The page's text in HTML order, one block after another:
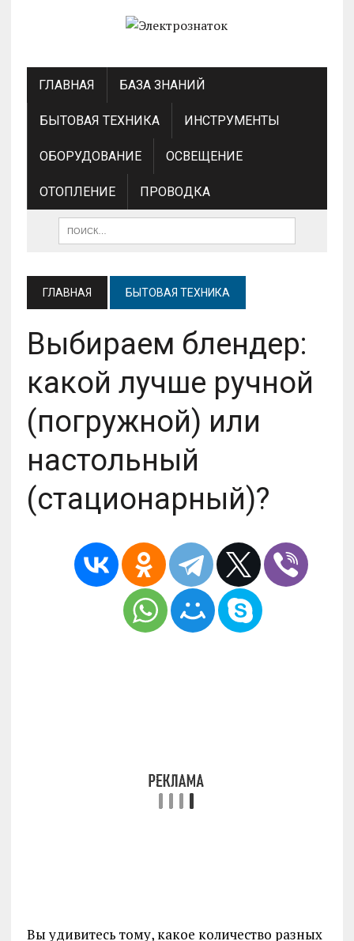
ГЛАВНАЯ БАЗА ЗНАНИЙ
БЫТОВАЯ ТЕХНИКА ИНСТРУМЕНТЫ
ОБОРУДОВАНИЕ ОСВЕЩЕНИЕ
ОТОПЛЕНИЕ ПРОВОДКА
ГЛАВНАЯ БЫТОВАЯ ТЕХНИКА
Выбираем блендер:
какой лучше ручной
(погружной) или
настольный
(стационарный)?
Вы удивитесь тому, какое количество разных